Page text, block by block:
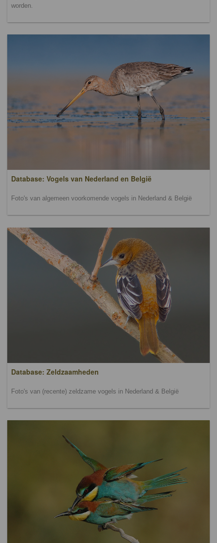
worden.
Database: Vogels van Nederland en België
Foto's van algemeen voorkomende vogels in Nederland & België
Database: Zeldzaamheden
Foto's van (recente) zeldzame vogels in Nederland & België